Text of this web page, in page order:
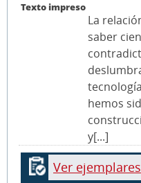
Texto impreso
La
saber
hemos
y[...]
Ver ejemplares